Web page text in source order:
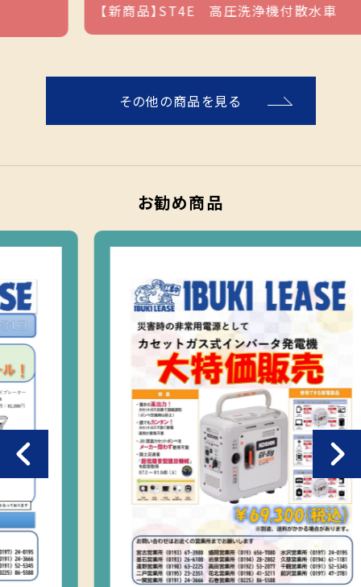
【新商品】ST4E 高圧洗浄機付散水車
その他の商品を見る
お勧め商品